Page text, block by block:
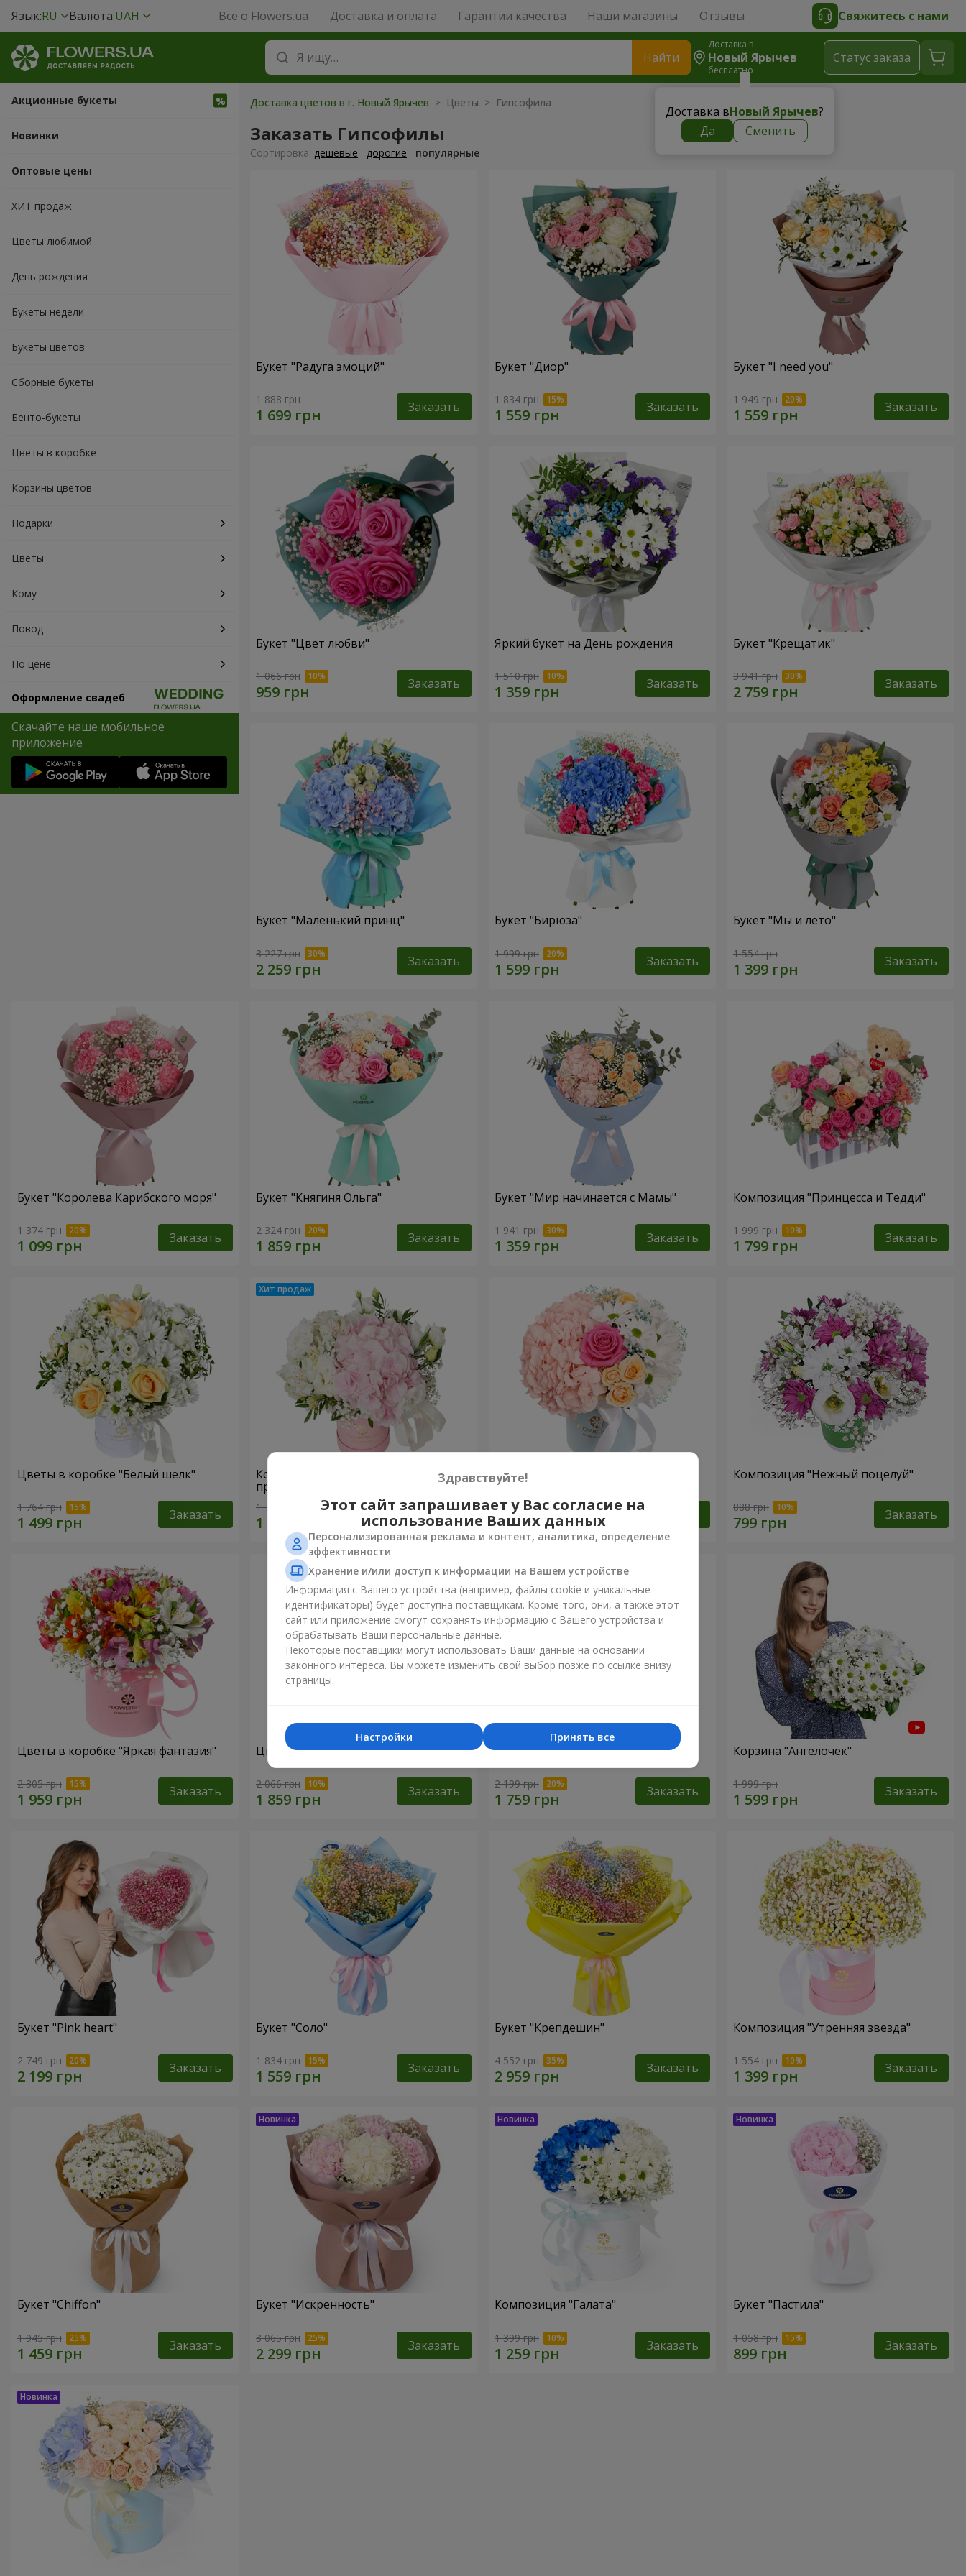
Язык:RU Валюта:UAH Все о Flowers.ua Доставка и оплата Гарантии качества Наши магазины Отзывы Свяжитесь с нами
Найти
Доставка в
Новый Ярычев
бесплатно
Доставка вНовый Ярычев?
Да
Сменить
Cтатус заказа
Акционные букеты
Новинки
Оптовые цены
ХИТ продаж
Цветы любимой
День рождения
Букеты недели
Букеты цветов
Сборные букеты
Бенто-букеты
Цветы в коробке
Корзины цветов
Подарки
Цветы
Кому
Повод
По цене
Оформление свадеб
Скачайте наше мобильное
приложение
Доставка цветов в г. Новый Ярычев > Цветы > Гипсофила
Заказать Гипсофилы
Cортировка: дешевые дорогие популярные
Букет "Радуга эмоций"
1 888 грн Заказать
Букет "Диор"
1 834 грн Заказать
Букет "I need you"
1 949 грн Заказать
Букет "Цвет любви"
1 066 грн Заказать
Яркий букет на День рождения
1 510 грн Заказать
Букет "Крещатик"
3 941 грн Заказать
Букет "Маленький принц"
3 227 грн Заказать
Букет "Бирюза"
1 999 грн Заказать
Букет "Мы и лето"
1 554 грн Заказать
Букет "Королева Карибского моря"
1 374 грн Заказать
Букет "Княгиня Ольга"
2 324 грн Заказать
Букет "Мир начинается с Мамы"
1 941 грн Заказать
Композиция "Принцесса и Тедди"
1 999 грн Заказать
Цветы в коробке "Белый шелк"
1 764 грн Заказать
Композиция "Нежное
прикосновение"
1 777 грн Заказать
Цветы в коробке "Счастья не
избежать"
1 599 грн
Композиция "Нежный поцелуй"
888 грн Заказать
Цветы в коробке "Яркая фантазия"
2 305 грн Заказать
Цветы в коробке "Соломия"
2 066 грн Заказать
Цветы в коробке "Помпадур"
2 199 грн Заказать
Корзина "Ангелочек"
1 999 грн Заказать
Букет "Pink heart"
2 749 грн Заказать
Букет "Соло"
1 834 грн Заказать
Букет "Крепдешин"
4 552 грн Заказать
Композиция "Утренняя звезда"
1 554 грн Заказать
Букет "Chiffon"
1 945 грн Заказать
Букет "Искренность"
3 065 грн Заказать
Композиция "Галата"
1 399 грн Заказать
Букет "Пастила"
1 058 грн Заказать
Здравствуйте!
Этот сайт запрашивает у Вас согласие на
использование Ваших данных
Персонализированная реклама и контент, аналитика, определение
эффективности
Хранение и/или доступ к информации на Вашем устройстве
Информация с Вашего устройства (например, файлы cookie и уникальные
идентификаторы) будет доступна поставщикам. Кроме того, они, а также этот
сайт или приложение смогут сохранять информацию с Вашего устройства и
обрабатывать Ваши персональные данные.
Некоторые поставщики могут использовать Ваши данные на основании
законного интереса. Вы можете изменить свой выбор позже по ссылке внизу
страницы.
Принять все
Настройки